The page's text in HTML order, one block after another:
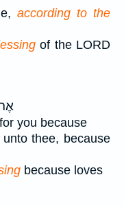
according to the
of the LORD
for you because
thee, because
because loves